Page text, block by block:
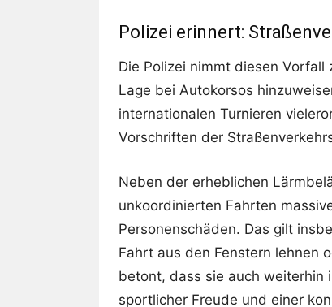
Polizei erinnert:
Die Polizei nimmt diesen
Lage bei Autokorsos
internationalen Turnieren
Vorschriften der
Neben der erheblichen
unkoordinierten Fahrten
Personenschäden. Das gilt
Fahrt aus den Fenstern lehnen
betont, dass sie auch weiterhin
sportlicher Freude und einer